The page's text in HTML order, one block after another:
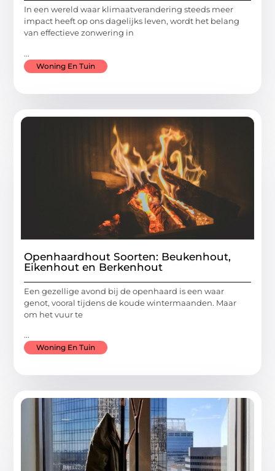
In een wereld waar klimaatverandering steeds meer
impact heeft op ons dagelijks leven, wordt het belang
van effectieve zonwering in
...
Woning En Tuin
Openhaardhout Soorten: Beukenhout,
Eikenhout en Berkenhout
Een gezellige avond bij de openhaard is een waar
genot, vooral tijdens de koude wintermaanden. Maar
om het vuur te
...
Woning En Tuin